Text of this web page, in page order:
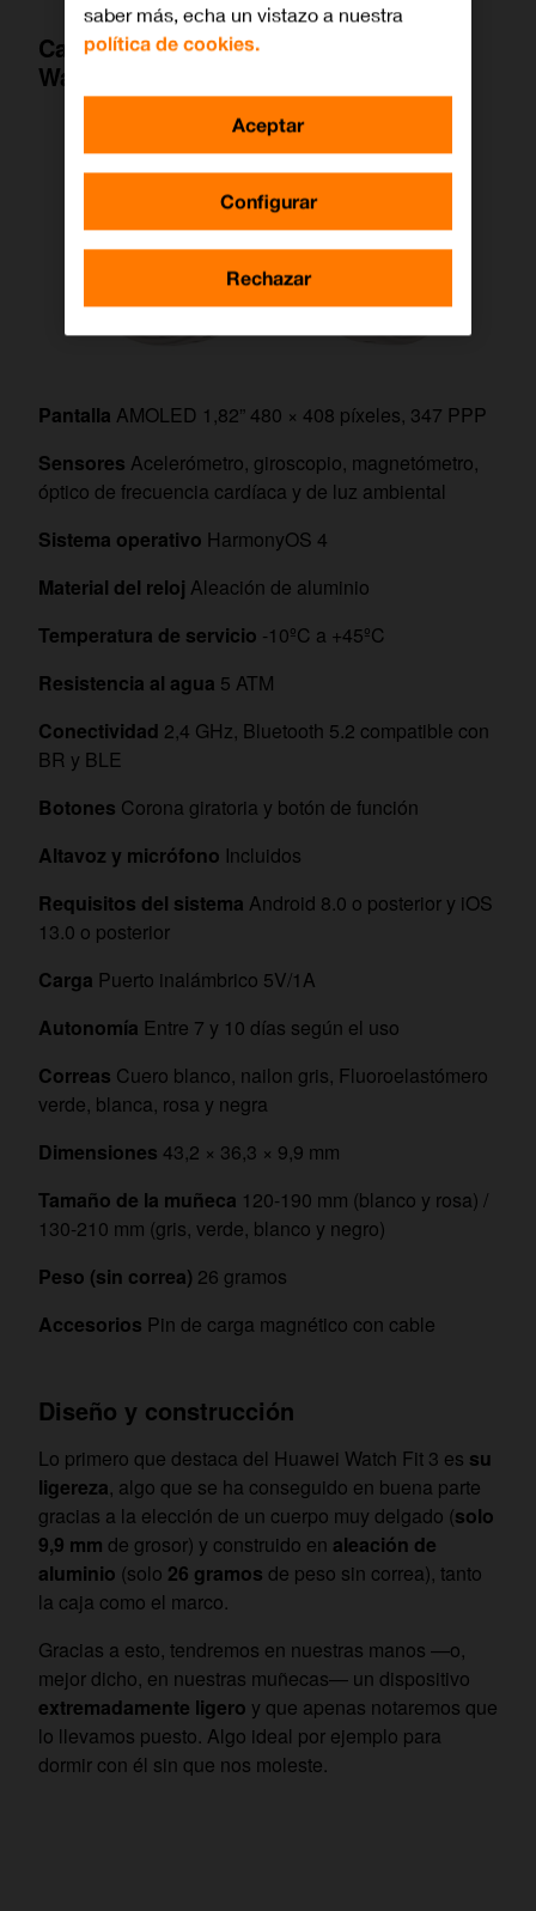
Características técnicas del Huawei
Watch Fit 3
Pantalla AMOLED 1,82” 480 × 408 píxeles, 347 PPP
Sensores Acelerómetro, giroscopio, magnetómetro,
óptico de frecuencia cardíaca y de luz ambiental
Sistema operativo HarmonyOS 4
Material del reloj Aleación de aluminio
Temperatura de servicio -10ºC a +45ºC
Resistencia al agua 5 ATM
Conectividad 2,4 GHz, Bluetooth 5.2 compatible con
BR y BLE
Botones Corona giratoria y botón de función
Altavoz y micrófono Incluidos
Requisitos del sistema Android 8.0 o posterior y iOS
13.0 o posterior
Carga Puerto inalámbrico 5V/1A
Autonomía Entre 7 y 10 días según el uso
Correas Cuero blanco, nailon gris, Fluoroelastómero
verde, blanca, rosa y negra
Dimensiones 43,2 × 36,3 × 9,9 mm
Tamaño de la muñeca 120-190 mm (blanco y rosa) /
130-210 mm (gris, verde, blanco y negro)
Peso (sin correa) 26 gramos
Accesorios Pin de carga magnético con cable
Diseño y construcción
Lo primero que destaca del Huawei Watch Fit 3 es su
ligereza, algo que se ha conseguido en buena parte
gracias a la elección de un cuerpo muy delgado (solo
9,9 mm de grosor) y construido en aleación de
aluminio (solo 26 gramos de peso sin correa), tanto
la caja como el marco.
Gracias a esto, tendremos en nuestras manos —o,
mejor dicho, en nuestras muñecas— un dispositivo
extremadamente ligero y que apenas notaremos que
lo llevamos puesto. Algo ideal por ejemplo para
dormir con él sin que nos moleste.
saber más, echa un vistazo a nuestra
política de cookies.
Configurar
Rechazar
Aceptar